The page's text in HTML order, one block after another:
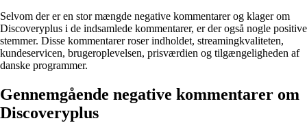
Selvom der er en stor mængde negative kommentarer og klager om
Discoveryplus i de indsamlede kommentarer, er der også nogle positive
stemmer. Disse kommentarer roser indholdet, streamingkvaliteten,
kundeservicen, brugeroplevelsen, prisværdien og tilgængeligheden af
danske programmer.
Gennemgående negative kommentarer om
Discoveryplus